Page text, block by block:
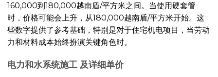
160,000到180,000越南盾/平方米之间。当使用硬套管
时，价格可能会上升，从180,000越南盾/平方米开始。这
些数字提供了参考基础，特别是对于住宅机电项目，当劳动
力和材料成本始终扮演关键角色时。
电力和水系统施工 及详细单价